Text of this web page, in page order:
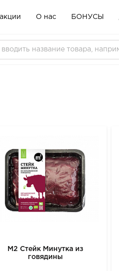
О нас БОНУСЫ
М2 Стейк Минутка из
говядины